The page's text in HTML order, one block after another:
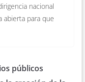
nacional
para que
públicos